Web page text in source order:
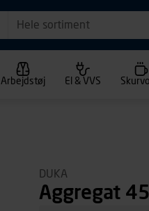
Hele sortiment
Arbejdstøj El & VVS
DUKA
Aggregat